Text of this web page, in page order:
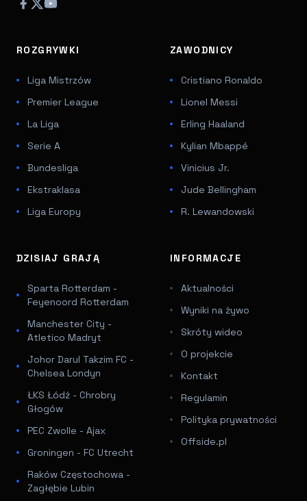
ROZGRYWKI
Liga Mistrzów
Premier League
La Liga
Serie A
Bundesliga
Ekstraklasa
Liga Europy
ZAWODNICY
Cristiano Ronaldo
Lionel Messi
Erling Haaland
Kylian Mbappé
Vinicius Jr.
Jude Bellingham
R. Lewandowski
DZISIAJ GRAJĄ
Sparta Rotterdam -
Feyenoord Rotterdam
Manchester City -
Atletico Madryt
Johor Darul Takzim FC -
Chelsea Londyn
ŁKS Łódź - Chrobry
Głogów
PEC Zwolle - Ajax
Groningen - FC Utrecht
Raków Częstochowa -
Zagłębie Lubin
INFORMACJE
Aktualności
Wyniki na żywo
Skróty wideo
O projekcie
Kontakt
Regulamin
Polityka prywatności
Offside.pl